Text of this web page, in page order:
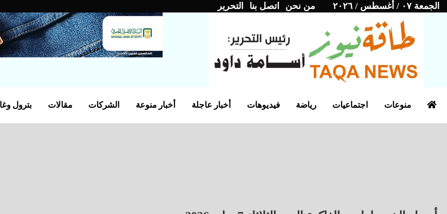
الجمعة ٠٧ / أغسطس / ٢٠٢٦ من نحن اتصل بنا التحرير
بترول مقالات الشركات أخبار منوعة أخبار عاجلة فيديوهات رياضة اجتماعيات منوعات